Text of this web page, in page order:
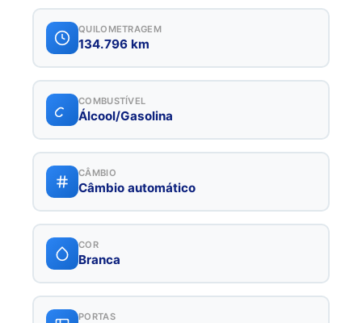
QUILOMETRAGEM
134.796 km
COMBUSTÍVEL
Álcool/Gasolina
CÂMBIO
Câmbio automático
COR
Branca
PORTAS